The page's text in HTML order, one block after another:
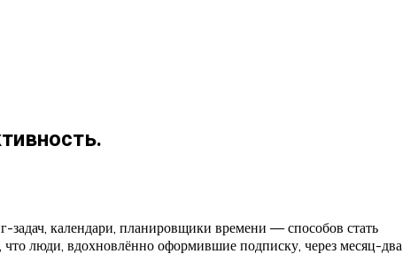
календари, планировщики времени — способов стать
что люди, вдохновлённо оформившие подписку, через месяц-два